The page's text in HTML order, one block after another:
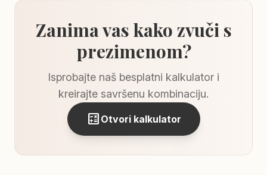
Zanima vas kako zvuči s
prezimenom?
Isprobajte naš besplatni kalkulator i
kreirajte savršenu kombinaciju.
calculate Otvori kalkulator